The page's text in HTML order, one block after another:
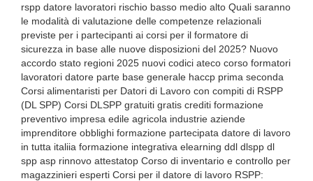
rspp datore lavoratori rischio basso medio alto Quali saranno
le modalità di valutazione delle competenze relazionali
previste per i partecipanti ai corsi per il formatore di
sicurezza in base alle nuove disposizioni del 2025? Nuovo
accordo stato regioni 2025 nuovi codici ateco corso formatori
lavoratori datore parte base generale haccp prima seconda
Corsi alimentaristi per Datori di Lavoro con compiti di RSPP
(DL SPP) Corsi DLSPP gratuiti gratis crediti formazione
preventivo impresa edile agricola industrie aziende
imprenditore obblighi formazione partecipata datore di lavoro
in tutta italiia formazione integrativa elearning ddl dlspp dl
spp asp rinnovo attestatop Corso di inventario e controllo per
magazzinieri esperti Corsi per il datore di lavoro RSPP: